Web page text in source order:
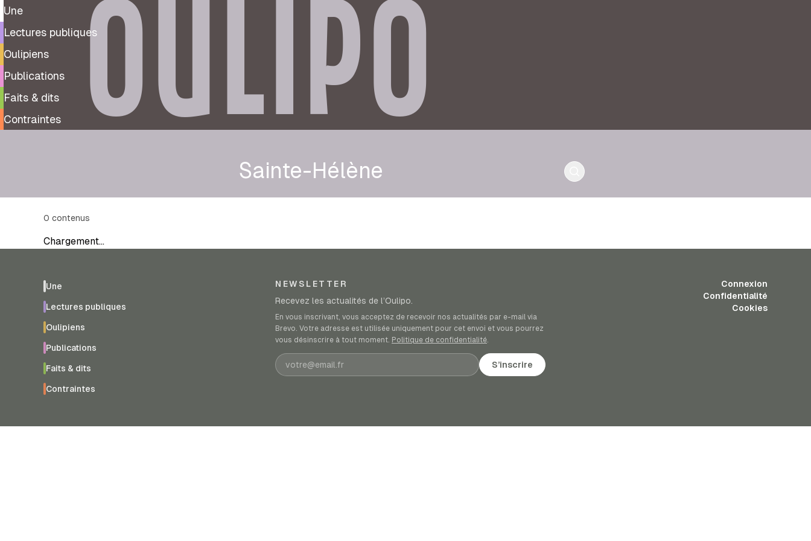
Une
Lectures publiques
Oulipiens
Publications
Faits & dits
Contraintes
OULIPO
Sainte-Hélène
0 contenus
Chargement…
Une
Lectures publiques
Oulipiens
Publications
Faits & dits
Contraintes
NEWSLETTER
Recevez les actualités de l’Oulipo.
En vous inscrivant, vous acceptez de recevoir nos actualités par e-mail via
Brevo. Votre adresse est utilisée uniquement pour cet envoi et vous pourrez
vous désinscrire à tout moment. Politique de confidentialité.
Adresse e-mail S’inscrire
Connexion
Confidentialité
Cookies